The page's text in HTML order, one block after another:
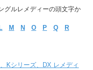
グルレメディーの頭文字か
L M N O P Q
R
Kシリーズ、DX レメディ